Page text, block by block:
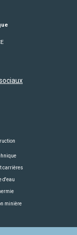
carrières
d'eau
minière